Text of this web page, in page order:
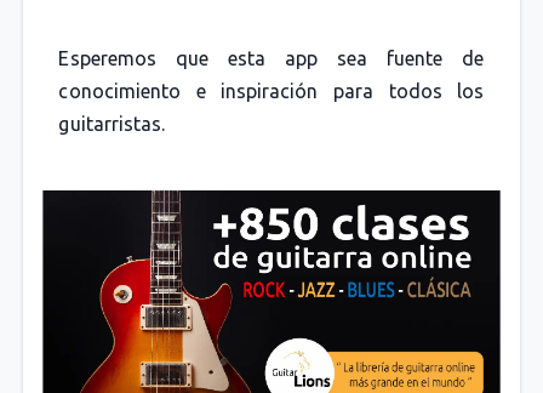
Esperemos que esta app sea fuente de
conocimiento e inspiración para todos los
guitarristas.